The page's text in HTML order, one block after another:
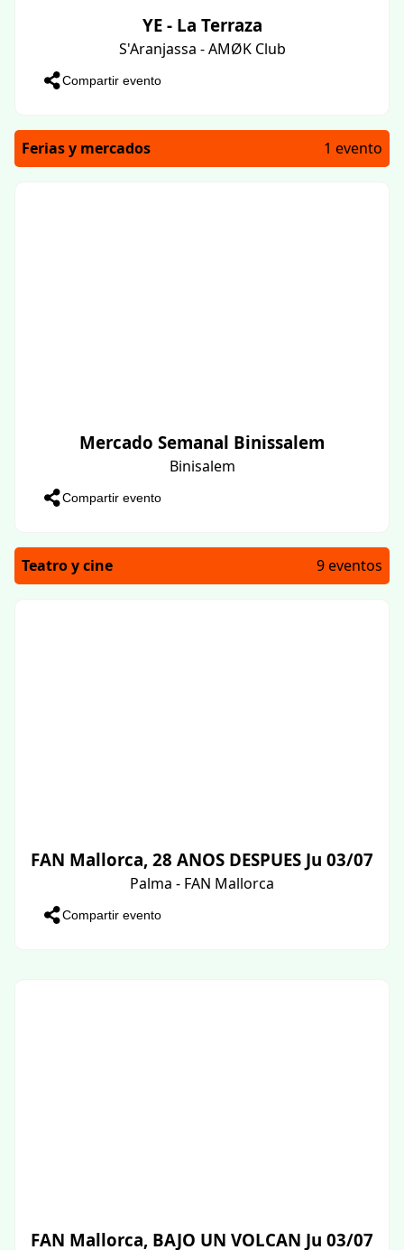
YE - La Terraza
S'Aranjassa - AMØK Club
Compartir evento
Ferias y mercados 1 evento
Mercado Semanal Binissalem
Binisalem
Compartir evento
Teatro y cine 9 eventos
FAN Mallorca, 28 ANOS DESPUES Ju 03/07
Palma - FAN Mallorca
Compartir evento
FAN Mallorca, BAJO UN VOLCAN Ju 03/07